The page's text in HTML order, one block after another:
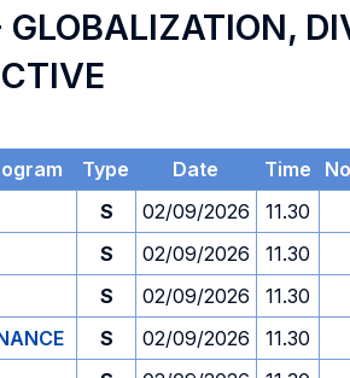
Type Date Time
S 02/09/2026 11.30
S 02/09/2026 11.30
S 02/09/2026 11.30
S 02/09/2026 11.30